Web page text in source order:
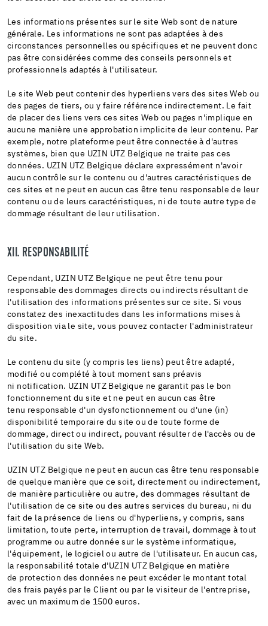
Les informations présentes sur le site Web sont de nature
générale. Les informations ne sont pas adaptées à des
circonstances personnelles ou spécifiques et ne peuvent donc
pas être considérées comme des conseils personnels et
professionnels adaptés à l'utilisateur.
Le site Web peut contenir des hyperliens vers des sites Web ou
des pages de tiers, ou y faire référence indirectement. Le fait
de placer des liens vers ces sites Web ou pages n'implique en
aucune manière une approbation implicite de leur contenu. Par
exemple, notre plateforme peut être connectée à d'autres
systèmes, bien que UZIN UTZ Belgique ne traite pas ces
données. UZIN UTZ Belgique déclare expressément n'avoir
aucun contrôle sur le contenu ou d'autres caractéristiques de
ces sites et ne peut en aucun cas être tenu responsable de leur
contenu ou de leurs caractéristiques, ni de toute autre type de
dommage résultant de leur utilisation.
XII. RESPONSABILITÉ
Cependant, UZIN UTZ Belgique ne peut être tenu pour
responsable des dommages directs ou indirects résultant de
l'utilisation des informations présentes sur ce site. Si vous
constatez des inexactitudes dans les informations mises à
disposition via le site, vous pouvez contacter l'administrateur
du site.
Le contenu du site (y compris les liens) peut être adapté,
modifié ou complété à tout moment sans préavis
ni notification. UZIN UTZ Belgique ne garantit pas le bon
fonctionnement du site et ne peut en aucun cas être
tenu responsable d'un dysfonctionnement ou d'une (in)
disponibilité temporaire du site ou de toute forme de
dommage, direct ou indirect, pouvant résulter de l'accès ou de
l'utilisation du site Web.
UZIN UTZ Belgique ne peut en aucun cas être tenu responsable
de quelque manière que ce soit, directement ou indirectement,
de manière particulière ou autre, des dommages résultant de
l'utilisation de ce site ou des autres services du bureau, ni du
fait de la présence de liens ou d'hyperliens, y compris, sans
limitation, toute perte, interruption de travail, dommage à tout
programme ou autre donnée sur le système informatique,
l'équipement, le logiciel ou autre de l'utilisateur. En aucun cas,
la responsabilité totale d'UZIN UTZ Belgique en matière
de protection des données ne peut excéder le montant total
des frais payés par le Client ou par le visiteur de l'entreprise,
avec un maximum de 1500 euros.